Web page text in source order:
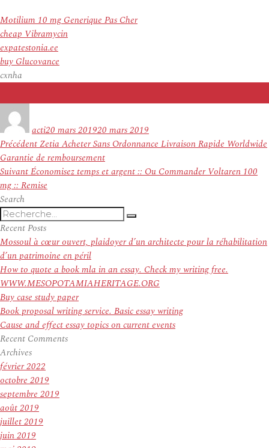
Motilium 10 mg Generique Pas Cher
cheap Vibramycin
expatestonia.ee
buy Glucovance
cxnha
actile
20 mars 201920 mars 2019
Navigation
de
l’article
PrécédentArticle
précédent :
Zetia Acheter Sans Ordonnance Livraison Rapide Worldwide
Garantie de remboursement
SuivantArticle
suivant :
Économisez temps et argent :: Ou Commander Voltaren 100
mg :: Remise
Search
Recherche
pour
:
Recherche
Recent Posts
Mossoul à cœur ouvert, plaidoyer d’un architecte pour la réhabilitation
d’un patrimoine en péril
How to quote a book mla in an essay. Check my writing free.
WWW.MESOPOTAMIAHERITAGE.ORG
Buy case study paper
Book proposal writing service. Basic essay writing
Cause and effect essay topics on current events
Recent Comments
Archives
février 2022
octobre 2019
septembre 2019
août 2019
juillet 2019
juin 2019